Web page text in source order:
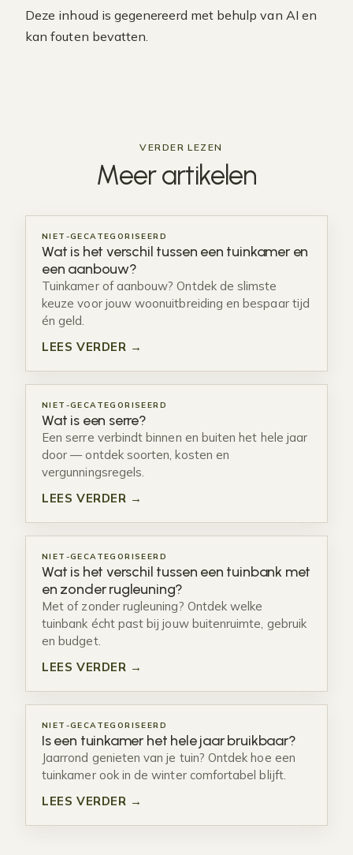
Deze inhoud is gegenereerd met behulp van AI en
kan fouten bevatten.
VERDER LEZEN
Meerartikelen
NIET-GECATEGORISEERD
Wat is het verschil tussen een tuinkamer en
een aanbouw?
Tuinkamer of aanbouw? Ontdek de slimste
keuze voor jouw woonuitbreiding en bespaar tijd
én geld.
LEES VERDER →
NIET-GECATEGORISEERD
Wat is een serre?
Een serre verbindt binnen en buiten het hele jaar
door — ontdek soorten, kosten en
vergunningsregels.
LEES VERDER →
NIET-GECATEGORISEERD
Wat is het verschil tussen een tuinbank met
en zonder rugleuning?
Met of zonder rugleuning? Ontdek welke
tuinbank écht past bij jouw buitenruimte, gebruik
en budget.
LEES VERDER →
NIET-GECATEGORISEERD
Is een tuinkamer het hele jaar bruikbaar?
Jaarrond genieten van je tuin? Ontdek hoe een
tuinkamer ook in de winter comfortabel blijft.
LEES VERDER →